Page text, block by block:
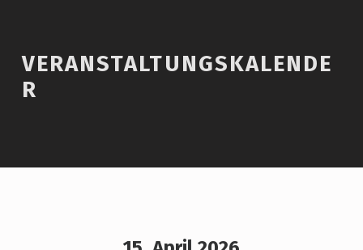
VERANSTALTUNGSKALENDE
R